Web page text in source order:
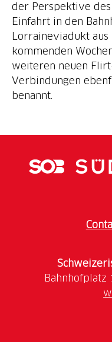
der Perspektive
Einfahrt in den
Lorraineviadukt aus
kommenden
weiteren neuen
Verbindungen
benannt.